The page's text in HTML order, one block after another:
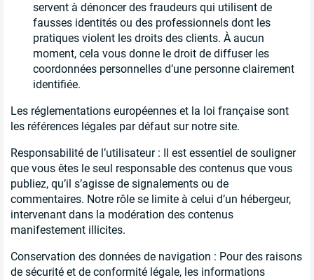
servent à dénoncer des fraudeurs qui utilisent de
fausses identités ou des professionnels dont les
pratiques violent les droits des clients. À aucun
moment, cela vous donne le droit de diffuser les
coordonnées personnelles d’une personne clairement
identifiée.
Les réglementations européennes et la loi française sont
les références légales par défaut sur notre site.
Responsabilité de l’utilisateur : Il est essentiel de souligner
que vous êtes le seul responsable des contenus que vous
publiez, qu’il s’agisse de signalements ou de
commentaires. Notre rôle se limite à celui d’un hébergeur,
intervenant dans la modération des contenus
manifestement illicites.
Conservation des données de navigation : Pour des raisons
de sécurité et de conformité légale, les informations